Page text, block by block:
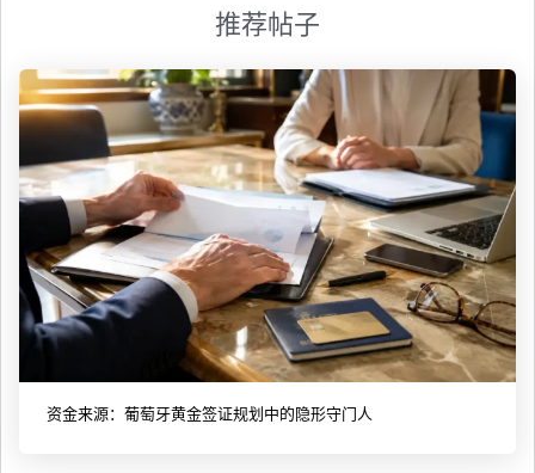
推荐帖子
资金来源：葡萄牙黄金签证规划中的隐形守门人